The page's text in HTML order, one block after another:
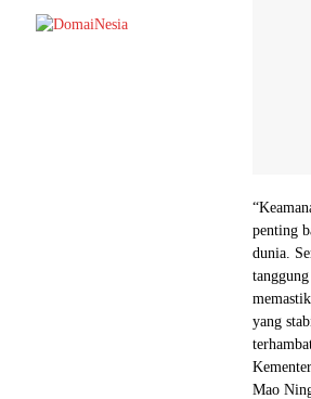
penting
dunia.
yang
Mao